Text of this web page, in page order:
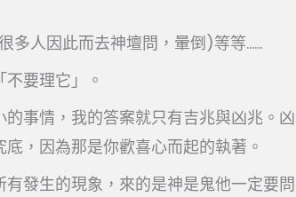
多人因此而去神壇問，暈倒)等等……
要理它」。
事情，我的答案就只有吉兆與凶兆。凶
，因為那是你歡喜心而起的執著。
發生的現象，來的是神是鬼他一定要問